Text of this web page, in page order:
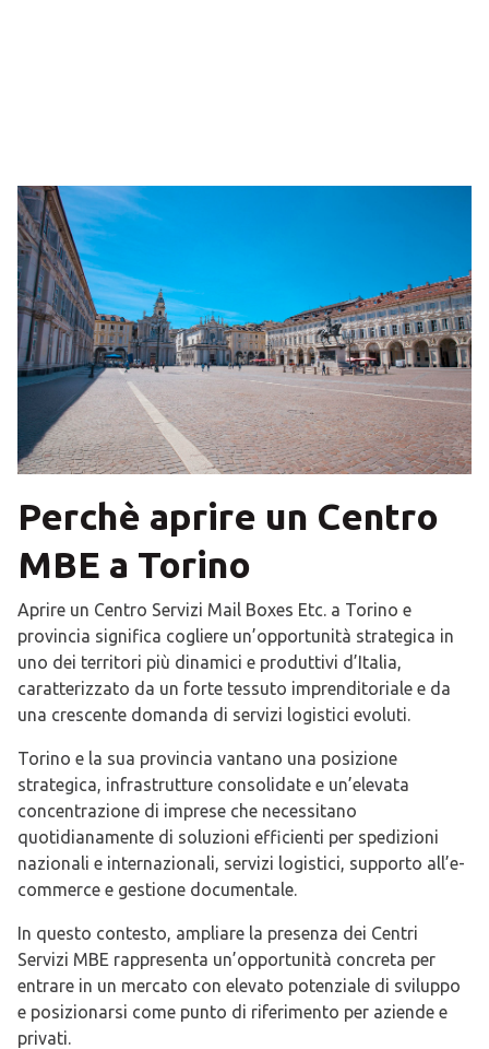
Perchè aprire un Centro
MBE a Torino
Aprire un Centro Servizi Mail Boxes Etc. a Torino e
provincia significa cogliere un’opportunità strategica in
uno dei territori più dinamici e produttivi d’Italia,
caratterizzato da un forte tessuto imprenditoriale e da
una crescente domanda di servizi logistici evoluti.
Torino e la sua provincia vantano una posizione
strategica, infrastrutture consolidate e un’elevata
concentrazione di imprese che necessitano
quotidianamente di soluzioni efficienti per spedizioni
nazionali e internazionali, servizi logistici, supporto all’e-
commerce e gestione documentale.
In questo contesto, ampliare la presenza dei Centri
Servizi MBE rappresenta un’opportunità concreta per
entrare in un mercato con elevato potenziale di sviluppo
e posizionarsi come punto di riferimento per aziende e
privati.